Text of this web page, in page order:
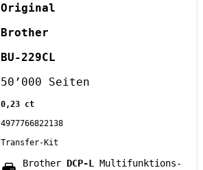
Original
Brother
BU-229CL
50’000 Seiten
0,23 ct
4977766822138
Transfer-Kit
Brother DCP-L
Multifunktions-